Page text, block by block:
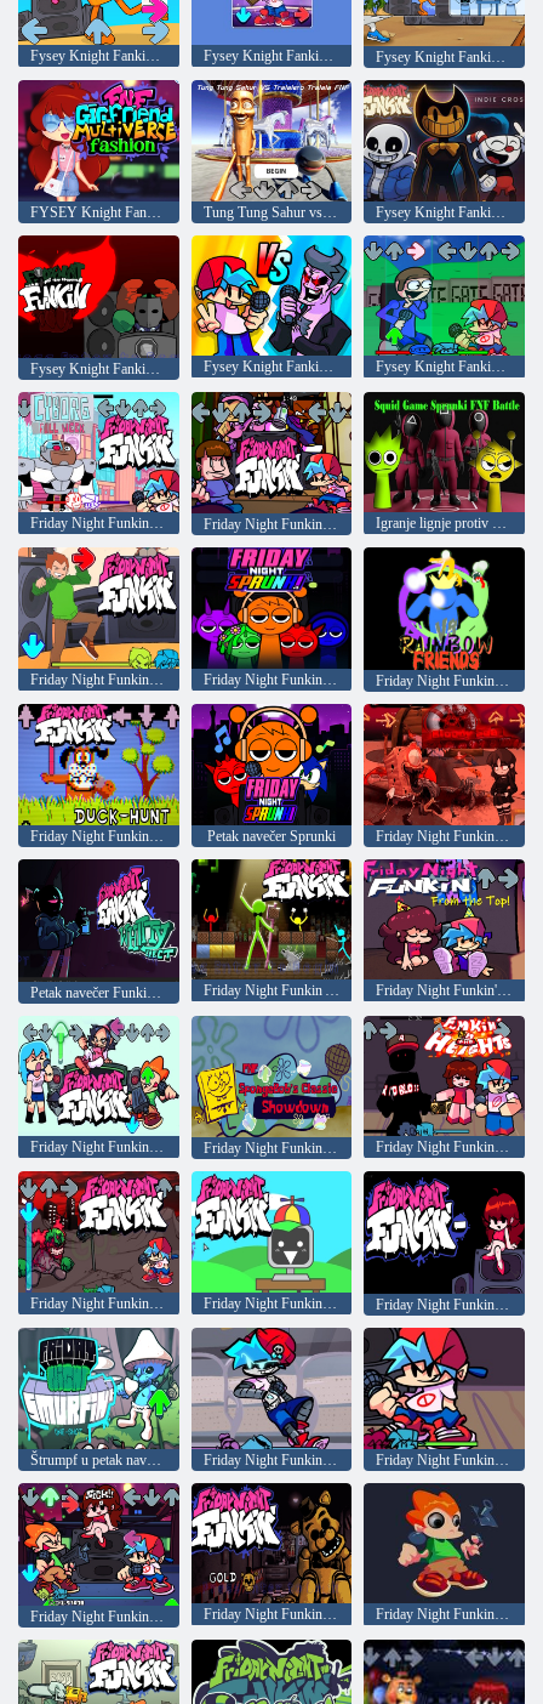
Fysey Knight Fankin je otključan: Talijanski mozak Fysey Knight Fankin: Otključan Fysey Knight Fankin: Talijanski mozak
FYSEY Knight Fankin višeslojni moda Tung Tung Sahur vs Tralalerroe Tralala: Freee Knight Fankin Fysey Knight Fankin vs.
Fysey Knight Fankin: 2 igrača Fysey Knight Fankin: Kuća
Friday Night Funkin protiv Cyborga: Cijeli tjedan Friday Night Funkin Unloading Igranje lignje protiv šprunke u plesnom dvoboju
Friday Night Funkin FNF: Digitalna iskrenost Friday Night Funkin sa Sprunkijem Friday Night Funkin protiv Rainbow Friends
Petak navečer Sprunki
Friday Night Funkin Animation protiv Minecrafta Friday Night Funkin' On Top!
Friday Night Funkin vs Sky: Pico mix Friday Night Funkin Classic Spongebob Showdown Friday Night Funkin: Funkin na podmetaču
Friday Night Funkin protiv Tricky Tenebrisa Friday Night Funkin Fun Time Friday Night Funkin: Samo još jedan petak navečer
Friday Night Funkin: Dronovi
Friday Night Funkin protiv 5 Nights at Freddy's: Gold Friday Night Funkin: Big Eye